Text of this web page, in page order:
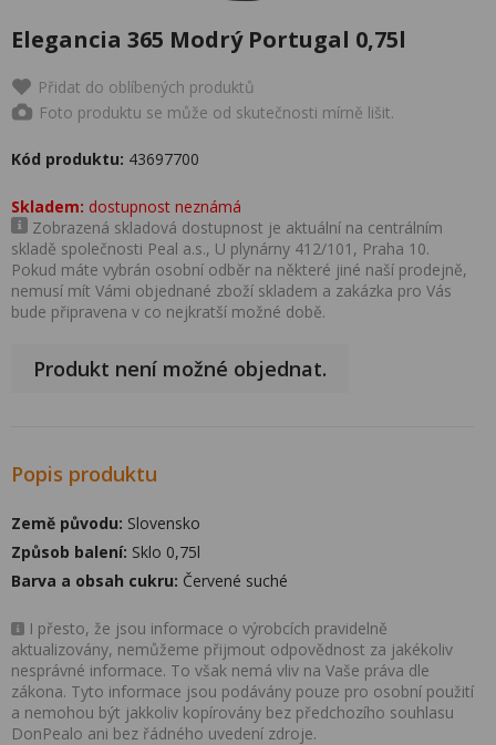
Elegancia 365 Modrý Portugal 0,75l
Přidat do oblíbených produktů
Foto produktu se může od skutečnosti mírně lišit.
Kód produktu: 43697700
Skladem: dostupnost neznámá
Zobrazená skladová dostupnost je aktuální na centrálním
skladě společnosti Peal a.s., U plynárny 412/101, Praha 10.
Pokud máte vybrán osobní odběr na některé jiné naší prodejně,
nemusí mít Vámi objednané zboží skladem a zakázka pro Vás
bude připravena v co nejkratší možné době.
Produkt není možné objednat.
Popis produktu
Země původu: Slovensko
Způsob balení: Sklo 0,75l
Barva a obsah cukru: Červené suché
I přesto, že jsou informace o výrobcích pravidelně
aktualizovány, nemůžeme přijmout odpovědnost za jakékoliv
nesprávné informace. To však nemá vliv na Vaše práva dle
zákona. Tyto informace jsou podávány pouze pro osobní použití
a nemohou být jakkoliv kopírovány bez předchozího souhlasu
DonPealo ani bez řádného uvedení zdroje.